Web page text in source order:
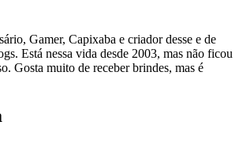
Gamer, Capixaba e criador desse e de
Está nessa vida desde 2003, mas não ficou
Gosta muito de receber brindes, mas é